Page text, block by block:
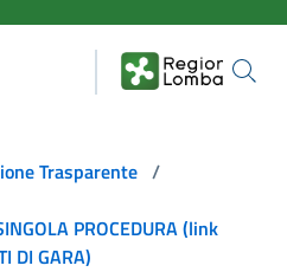
Trasparente /
PROCEDURA (link
DI GARA)